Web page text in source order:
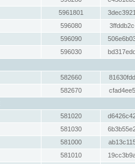
5961801
596080
596090
596030
582660
582670
581020
581030
581000
581010